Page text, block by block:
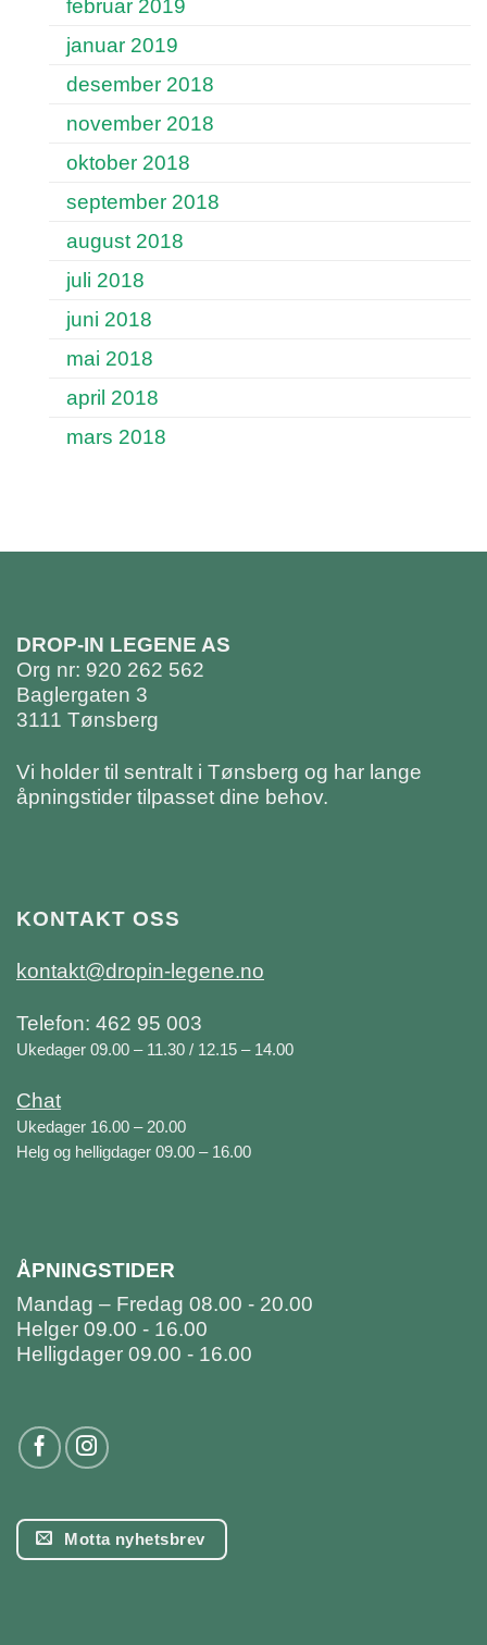
februar 2019
januar 2019
desember 2018
november 2018
oktober 2018
september 2018
august 2018
juli 2018
juni 2018
mai 2018
april 2018
mars 2018
DROP-IN LEGENE AS
Org nr: 920 262 562
Baglergaten 3
3111 Tønsberg
Vi holder til sentralt i Tønsberg og har lange
åpningstider tilpasset dine behov.
KONTAKT OSS
kontakt@dropin-legene.no
Telefon: 462 95 003
Ukedager 09.00 – 11.30 / 12.15 – 14.00
Chat
Ukedager 16.00 – 20.00
Helg og helligdager 09.00 – 16.00
ÅPNINGSTIDER
Mandag – Fredag 08.00 - 20.00
Helger 09.00 - 16.00
Helligdager 09.00 - 16.00
Motta nyhetsbrev